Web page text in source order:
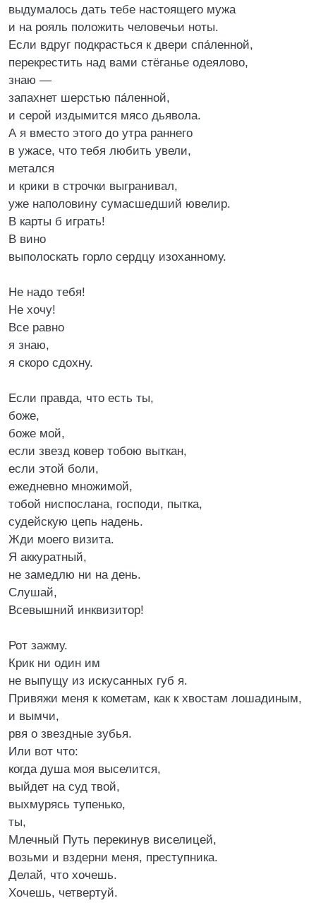
выдумалось дать тебе настоящего мужа
и на рояль положить человечьи ноты.
Если вдруг подкрасться к двери спа́ленной,
перекрестить над вами стёганье одеялово,
знаю —
запахнет шерстью па́ленной,
и серой издымится мясо дьявола.
А я вместо этого до утра раннего
в ужасе, что тебя любить увели,
метался
и крики в строчки выгранивал,
уже наполовину сумасшедший ювелир.
В карты б играть!
В вино
выполоскать горло сердцу изоханному.
Не надо тебя!
Не хочу!
Все равно
я знаю,
я скоро сдохну.
Если правда, что есть ты,
боже,
боже мой,
если звезд ковер тобою выткан,
если этой боли,
ежедневно множимой,
тобой ниспослана, господи, пытка,
судейскую цепь надень.
Жди моего визита.
Я аккуратный,
не замедлю ни на день.
Слушай,
Всевышний инквизитор!
Рот зажму.
Крик ни один им
не выпущу из искусанных губ я.
Привяжи меня к кометам, как к хвостам лошадиным,
и вымчи,
рвя о звездные зубья.
Или вот что:
когда душа моя выселится,
выйдет на суд твой,
выхмурясь тупенько,
ты,
Млечный Путь перекинув виселицей,
возьми и вздерни меня, преступника.
Делай, что хочешь.
Хочешь, четвертуй.